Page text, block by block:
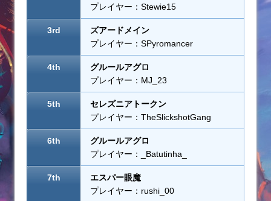
プレイヤー：Stewie15
3rd
ズアードメイン
プレイヤー：SPyromancer
4th
グルールアグロ
プレイヤー：MJ_23
5th
セレズニアトークン
プレイヤー：TheSlickshotGang
6th
グルールアグロ
プレイヤー：_Batutinha_
7th
エスパー眼魔
プレイヤー：rushi_00